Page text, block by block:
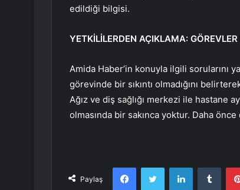
edildiği bilgisi.
YETKİLİLERDEN AÇIKLAMA:
Amida Haber’in konuyla ilgili sorularını
görevinde bir sıkıntı olmadığını
Ağız ve diş sağlığı merkezi ile hastane
olmasında bir sakınca yoktur. Daha önce
Paylaş
FacebookTwitter LinkedIn